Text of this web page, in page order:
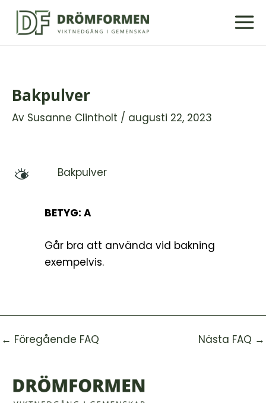
Hoppa
Bakpulver
Av Susanne Clintholt / augusti 22, 2023
M Bakpulver
BETYG: A
Går bra att använda vid bakning
exempelvis.
← Föregående FAQ Nästa FAQ →